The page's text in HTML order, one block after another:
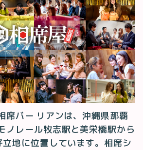
席バー リアンは、沖縄県那覇
ノレール牧志駅と美栄橋駅から
地に位置しています。相席シ